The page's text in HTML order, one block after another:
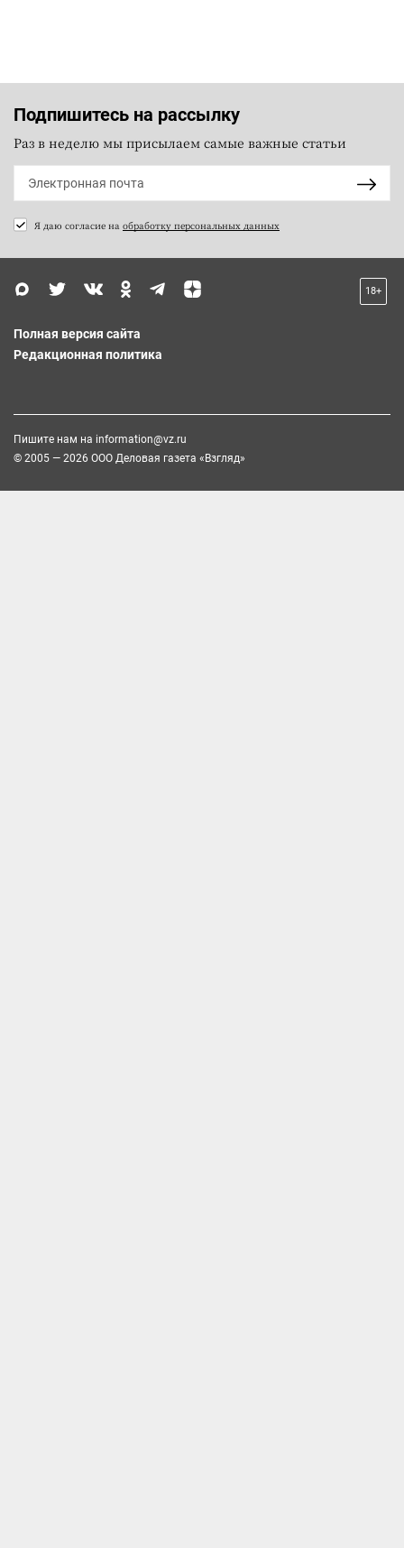
Подпишитесь на рассылку
Раз в неделю мы присылаем самые важные статьи
Я даю согласие на обработку персональных данных
18+
Полная версия сайта
Редакционная политика
Пишите нам на information@vz.ru
© 2005 — 2026 ООО Деловая газета «Взгляд»